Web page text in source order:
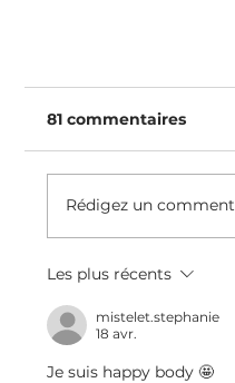
Sucre Raffiné,
lactose, à IG
81 commentaires
Rédigez un
Les plus récents
mistelet.stephanie
18 avr.
Je suis happy body 🤩